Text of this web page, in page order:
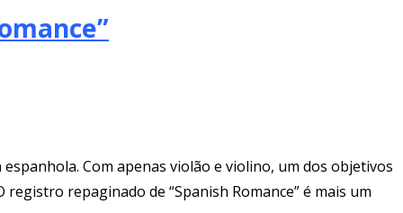
Com apenas violão e violino, um dos objetivos
repaginado de “Spanish Romance” é mais um